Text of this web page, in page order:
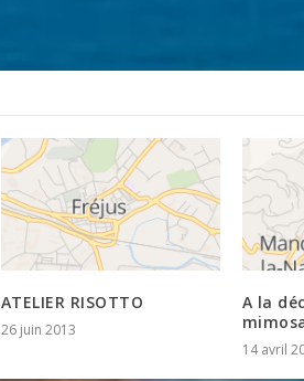
ATELIER RISOTTO
26 juin 2013
A la
14 avril